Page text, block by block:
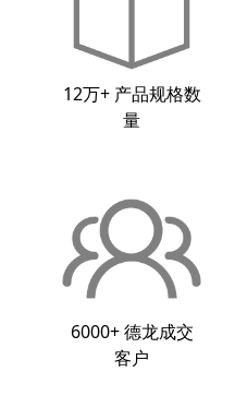
12万+ 产品规格数
量
6000+ 德龙成交
客户